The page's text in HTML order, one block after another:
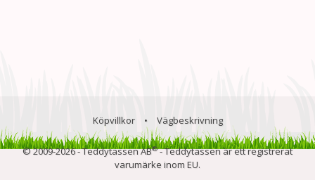
Köpvillkor • Vägbeskrivning
© 2009-2026 - Teddytassen AB®- Teddytassen är ett registrerat
varumärke inom EU.